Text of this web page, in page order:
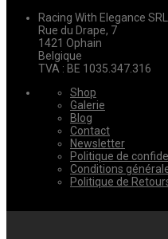
Racing With Elegance SRL
Rue du Drape, 7
1421 Ophain
Belgique
TVA : BE 1035.347.316
Shop
Galerie
Blog
Contact
Newsletter
Politique de
Conditions
Politique de